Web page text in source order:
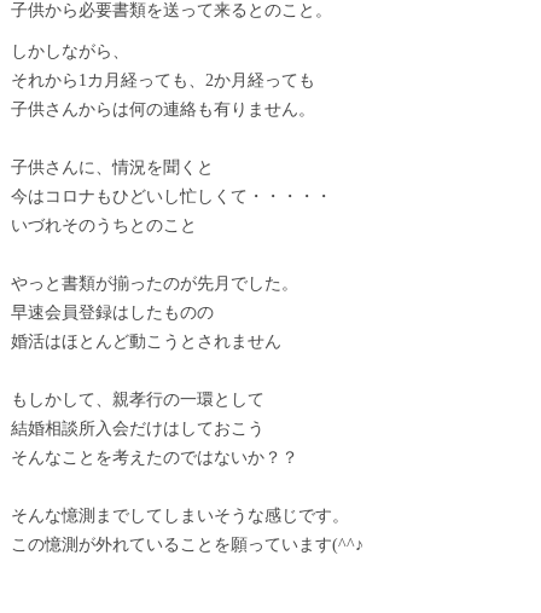
子供から必要書類を送って来るとのこと。
しかしながら、
それから1カ月経っても、2か月経っても
子供さんからは何の連絡も有りません。
子供さんに、情況を聞くと
今はコロナもひどいし忙しくて・・・・・
いづれそのうちとのこと
やっと書類が揃ったのが先月でした。
早速会員登録はしたものの
婚活はほとんど動こうとされません
もしかして、親孝行の一環として
結婚相談所入会だけはしておこう
そんなことを考えたのではないか？？
そんな憶測までしてしまいそうな感じです。
この憶測が外れていることを願っています(^^♪